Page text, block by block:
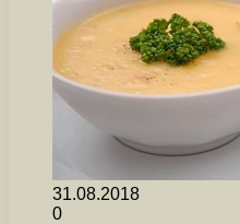
31.08.2018
0